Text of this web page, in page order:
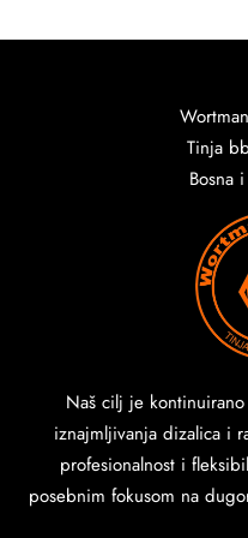
Tinja
Bosna
Naš cilj je
iznajmljivanja dizalica i
profesionalnost i
posebnim fokusom na